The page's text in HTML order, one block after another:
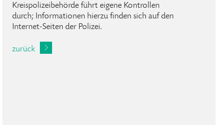
Kreispolizeibehörde führt eigene Kontrollen
durch; Informationen hierzu finden sich auf den
Internet-Seiten der Polizei.
zurück